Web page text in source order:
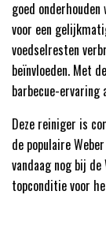
goed
voor een
voedselresten
beïnvloeden. Met
barbecue-
Deze reiniger is
de populaire Weber
vandaag nog bij
topconditie voor